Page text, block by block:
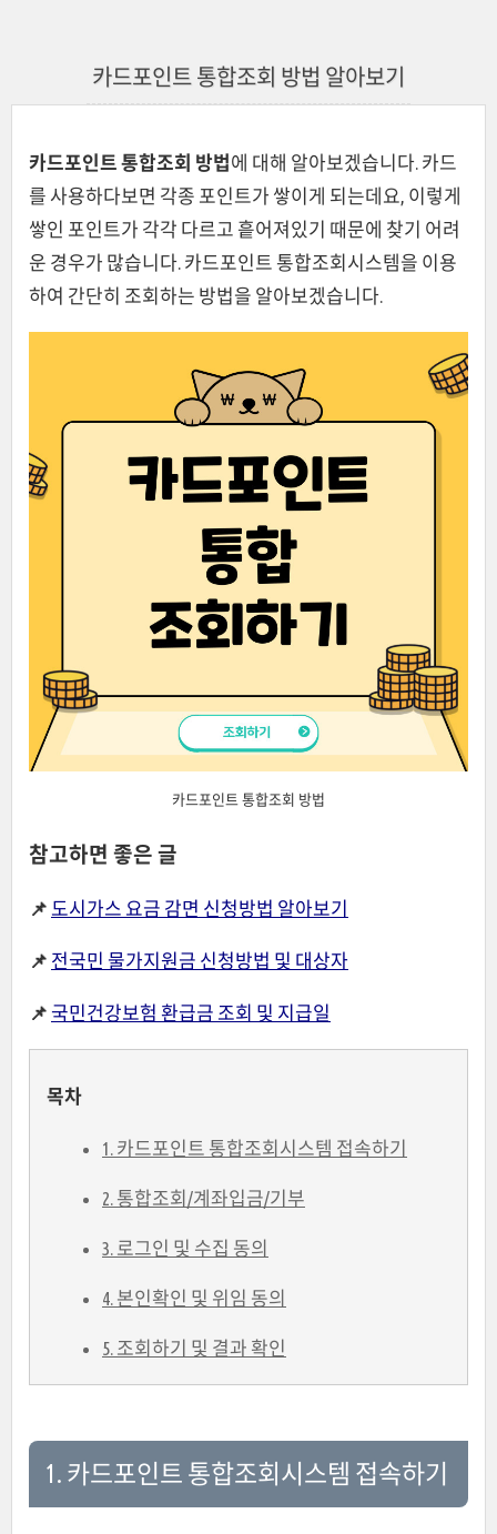
카드포인트 통합조회 방법 알아보기
카드포인트 통합조회 방법에 대해 알아보겠습니다. 카드
를 사용하다보면 각종 포인트가 쌓이게 되는데요, 이렇게
쌓인 포인트가 각각 다르고 흩어져있기 때문에 찾기 어려
운 경우가 많습니다. 카드포인트 통합조회시스템을 이용
하여 간단히 조회하는 방법을 알아보겠습니다.
카드포인트 통합조회 방법
참고하면 좋은 글
📌 도시가스 요금 감면 신청방법 알아보기
📌 전국민 물가지원금 신청방법 및 대상자
📌 국민건강보험 환급금 조회 및 지급일
목차
1. 카드포인트 통합조회시스템 접속하기
2. 통합조회/계좌입금/기부
3. 로그인 및 수집 동의
4. 본인확인 및 위임 동의
5. 조회하기 및 결과 확인
1. 카드포인트 통합조회시스템 접속하기